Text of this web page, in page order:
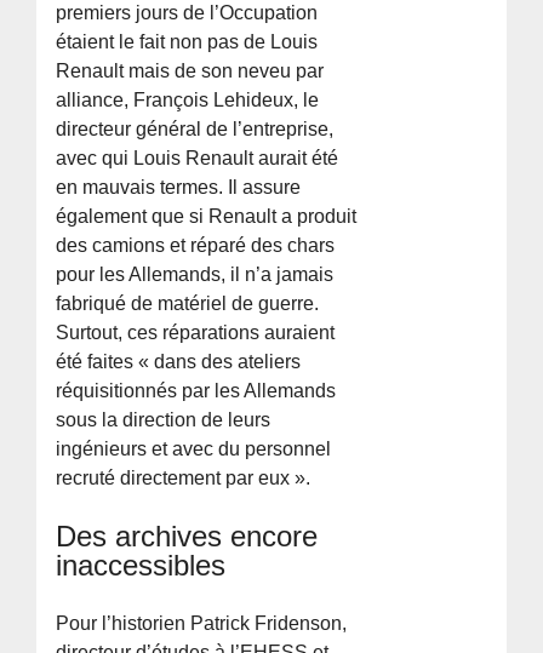
premiers jours de l’Occupation
étaient le fait non pas de Louis
Renault mais de son neveu par
alliance, François Lehideux, le
directeur général de l’entreprise,
avec qui Louis Renault aurait été
en mauvais termes. Il assure
également que si Renault a produit
des camions et réparé des chars
pour les Allemands, il n’a jamais
fabriqué de matériel de guerre.
Surtout, ces réparations auraient
été faites « dans des ateliers
réquisitionnés par les Allemands
sous la direction de leurs
ingénieurs et avec du personnel
recruté directement par eux ».
Des archives encore
inaccessibles
Pour l’historien Patrick Fridenson,